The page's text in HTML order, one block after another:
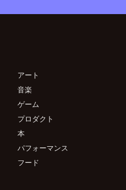
アート
音楽
ゲーム
プロダクト
本
パフォーマンス
フード